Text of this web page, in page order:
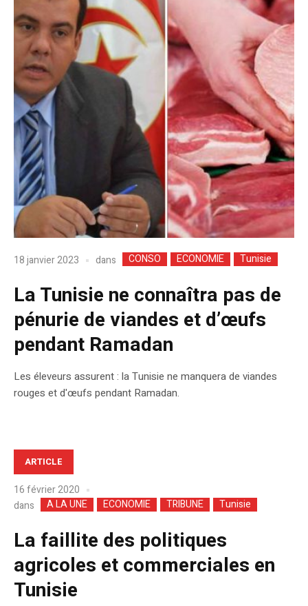
18 janvier 2023 dans CONSO ECONOMIE Tunisie
La Tunisie ne connaîtra pas de
pénurie de viandes et d’œufs
pendant Ramadan
Les éleveurs assurent : la Tunisie ne manquera de viandes
rouges et d'œufs pendant Ramadan.
ARTICLE
16 février 2020
dans
A LA UNE ECONOMIE TRIBUNE Tunisie
La faillite des politiques
agricoles et commerciales en
Tunisie